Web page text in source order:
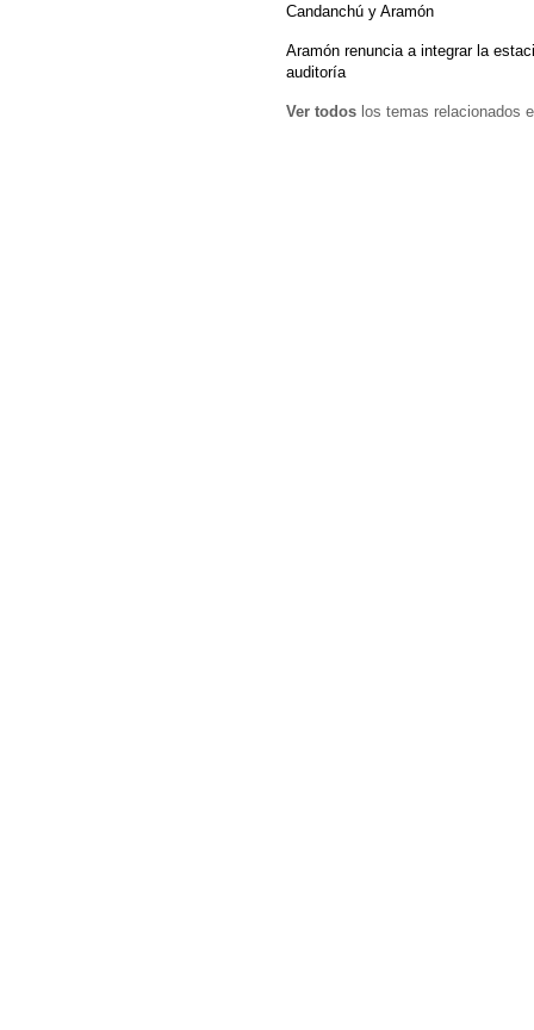
Candanchú y Aramón
Aramón renuncia a integrar la
auditoría
Ver todos los temas relacionados